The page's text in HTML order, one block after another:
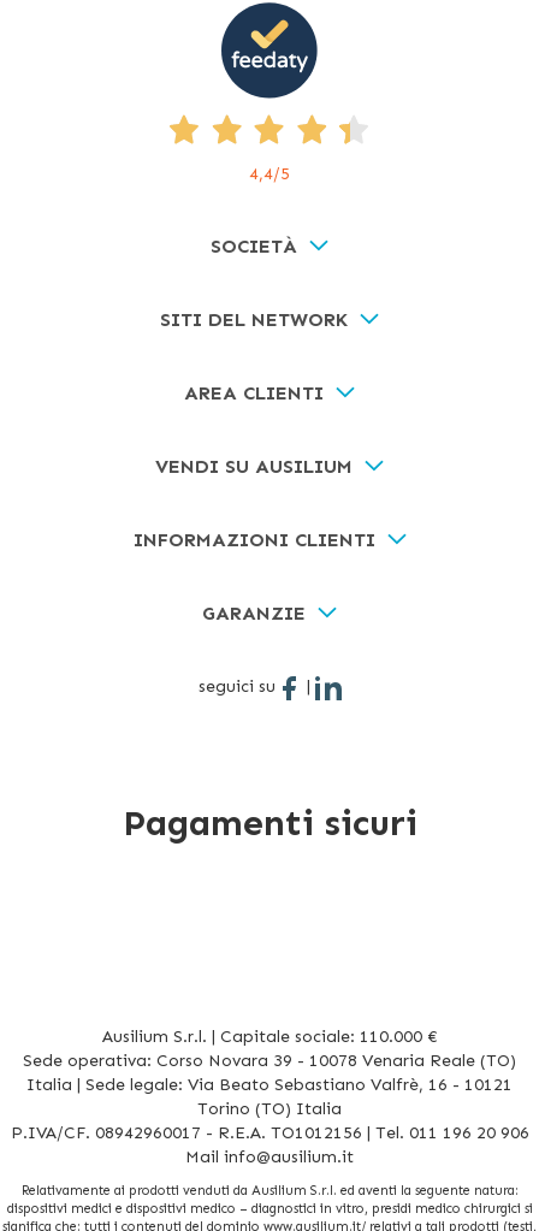
4,4/5
SOCIETÀ
SITI DEL NETWORK
AREA CLIENTI
VENDI SU AUSILIUM
INFORMAZIONI CLIENTI
GARANZIE
seguici su |
Pagamenti sicuri
Ausilium S.r.l. | Capitale sociale: 110.000 €
Sede operativa: Corso Novara 39 - 10078 Venaria Reale (TO)
Italia | Sede legale: Via Beato Sebastiano Valfrè, 16 - 10121
Torino (TO) Italia
P.IVA/CF. 08942960017 - R.E.A. TO1012156 | Tel. 011 196 20 906
Mail info@ausilium.it
Relativamente ai prodotti venduti da Ausilium S.r.l. ed aventi la seguente natura:
dispositivi medici e dispositivi medico – diagnostici in vitro, presidi medico chirurgici si
significa che: tutti i contenuti del dominio www.ausilium.it/ relativi a tali prodotti (testi,